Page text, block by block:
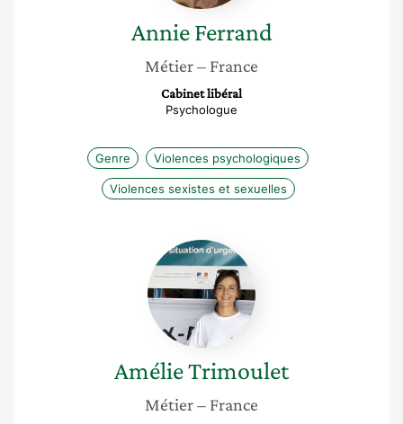
Annie Ferrand
Métier– France
Cabinet libéral
Psychologue
Genre Violences psychologiques
Violences sexistes et sexuelles
Amélie
Trimoulet
AmélieTrimoulet
Métier– France